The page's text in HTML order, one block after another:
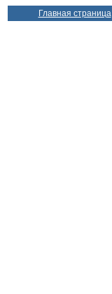
Главная страница